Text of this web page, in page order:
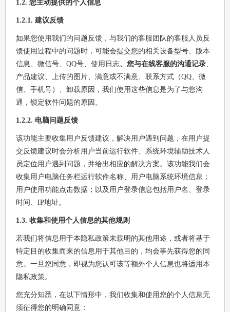
1.2. 您主动提供的个人信息
1.2.1. 建议反馈
如果您使用我们的问题反馈，与我们的客服团队的客服人员反
馈使用过程中的问题时，可能会提交您的相关设备型号、版本
信息、微信号、QQ号、使用日志、您与在线客服的沟通记录、
产品建议、上传的图片、满意或不满意、联系方式（QQ、微
信、手机号）、卸载原因，我们使用这些信息是为了与您沟
通，锁定软件问题的原因。
1.2.2. 电脑问题反馈
该功能主要收集用户反馈建议，解决用户遇到问题，在用户提
交反馈建议时会分析用户当前运行软件、系统环境辅助技术人
员定位用户遇到问题，并给出相应的解决方案。该功能我们会
收集用户电脑任务栏运行软件名称、用户电脑系统环境信息；
用户使用功能点击数据；以及用户登录信息包括用户名、登录
时间、IP地址。
1.3. 收集和使用个人信息的其他规则
若我们将信息用于本隐私政策未载明的其他用途，或者将基于
特定目的收集而来的信息用于其他目的，均会事先获得您的同
意。一旦您同意，即视为您认可该等额外个人信息也将适用本
隐私政策。
您充分知悉，在以下情形中，我们收集和使用您的个人信息无
须征得您的明确同意：